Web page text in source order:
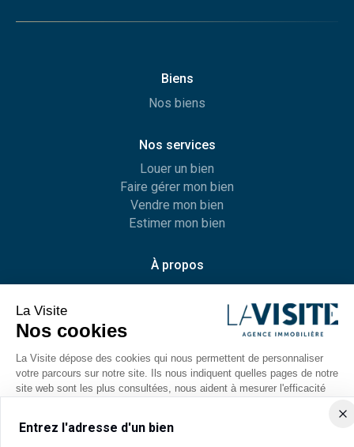
Biens
Nos biens
Nos services
Louer un bien
Faire gérer mon bien
Vendre mon bien
Estimer mon bien
À propos
L’agence
Légal
Mentions légales
Nos honoraires